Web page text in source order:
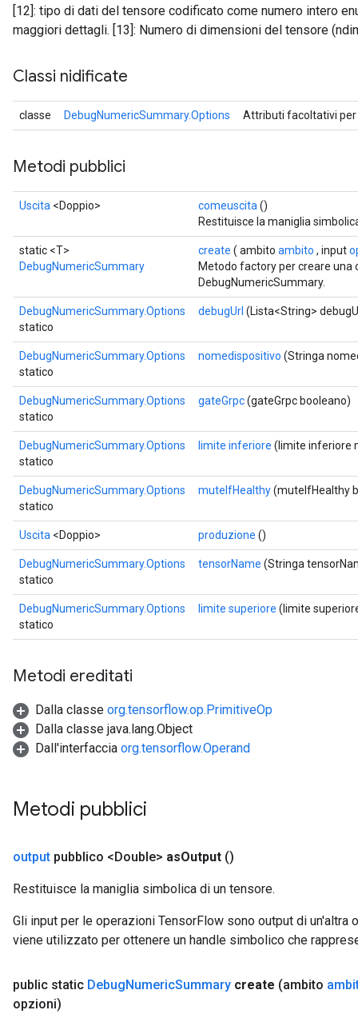
[12]: tipo di dati del tensore codificato come numero intero
maggiori dettagli. [13]: Numero di dimensioni del tensore
Classi nidificate
classe DebugNumericSummary.Options Attributi facoltativi per
Metodi pubblici
Uscita <Doppio> comeuscita ()
Restituisce la maniglia
static <T>
DebugNumericSummary
create ( ambito ambito , input
Metodo factory per creare una
DebugNumericSummary.
DebugNumericSummary.Options
statico
debugUrl (Lista<String>
DebugNumericSummary.Options
statico
nomedispositivo (Stringa
DebugNumericSummary.Options
statico
gateGrpc(gateGrpc booleano)
DebugNumericSummary.Options
statico
limite inferiore (limite inferiore
DebugNumericSummary.Options
statico
muteIfHealthy(muteIfHealthy
Uscita <Doppio> produzione ()
DebugNumericSummary.Options
statico
tensorName (Stringa
DebugNumericSummary.Options
statico
limite superiore (limite
Metodi ereditati
Dalla classe org.tensorflow.op.PrimitiveOp
Dalla classe java.lang.Object
Dall'interfaccia org.tensorflow.Operand
Metodi pubblici
output pubblico <Double> asOutput ()
Restituisce la maniglia simbolica di un tensore.
Gli input per le operazioni TensorFlow sono output di un'altra
viene utilizzato per ottenere un handle simbolico che
public static DebugNumericSummary create (ambito
opzioni)